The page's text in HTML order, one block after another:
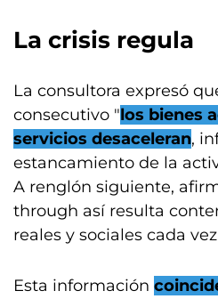
La crisis regula
La consultora expresó
consecutivo "los bienes
servicios desaceleran,
estancamiento de la
A renglón siguiente,
through así resulta
reales y sociales cada
Esta información